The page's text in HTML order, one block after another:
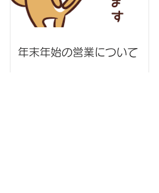
年末年始の営業について